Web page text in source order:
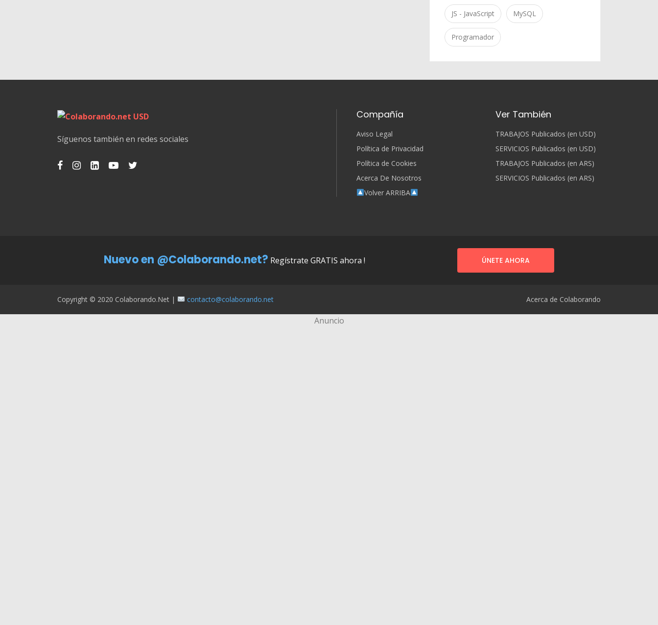
JS - JavaScript MySQL
Programador
Síguenos también en redes sociales
Compañía
Aviso Legal
Política de Privacidad
Política de Cookies
Acerca De Nosotros
Volver ARRIBA
Ver También
TRABAJOS Publicados (en USD)
SERVICIOS Publicados (en USD)
TRABAJOS Publicados (en ARS)
SERVICIOS Publicados (en ARS)
Nuevo en @Colaborando.net? Regístrate GRATIS ahora ! ÚNETE AHORA
Copyright © 2020 Colaborando.net | contacto@colaborando.net Acerca de Colaborando
Anuncio